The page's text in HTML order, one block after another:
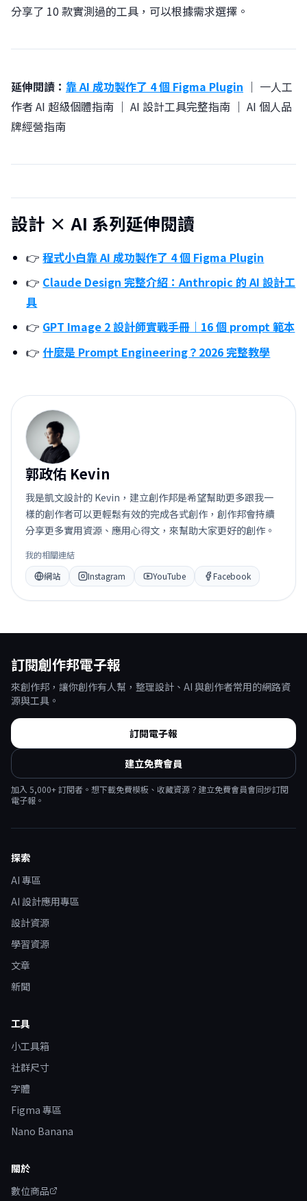
分享了 10 款實測過的工具，可以根據需求選擇。
延伸閱讀： 靠 AI 成功製作了 4 個 Figma Plugin ｜ 一人工
作者 AI 超級個體指南 ｜ AI 設計工具完整指南 ｜ AI 個人品
牌經營指南
設計 × AI 系列延伸閱讀
👉程式小白靠 AI 成功製作了 4 個 Figma Plugin
👉 Claude Design 完整介紹：Anthropic 的 AI 設計工
具
👉 GPT Image 2 設計師實戰手冊｜16 個 prompt 範本
👉 什麼是 Prompt Engineering？2026 完整教學
郭
郭政佑 Kevin
我是凱文設計的 Kevin，建立創作邦是希望幫助更多跟我一
樣的創作者可以更輕鬆有效的完成各式創作，創作邦會持續
分享更多實用資源、應用心得文，來幫助大家更好的創作。
我的相關連結
網站
Instagram YouTube Facebook
訂閱創作邦電子報
來創作邦，讓你創作有人幫，整理設計、AI 與創作者常用的網路資
源與工具。
訂閱電子報
建立免費會員
加入 5,000+ 訂閱者。想下載免費模板、收藏資源？建立免費會員會同步訂閱
電子報。
探索
AI 專區
AI 設計應用專區
設計資源
學習資源
文章
新聞
工具
小工具箱
社群尺寸
字體
Figma 專區
Nano Banana
關於
數位商品